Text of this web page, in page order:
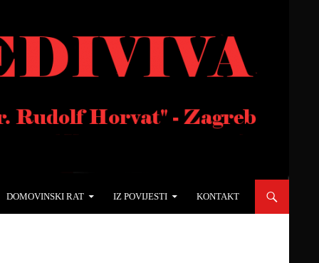
DOMOVINSKI RAT IZ POVIJESTI KONTAKT